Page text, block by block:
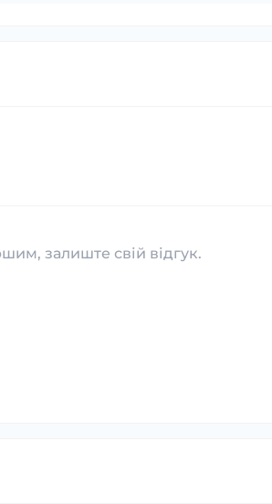
залиште свій відгук.